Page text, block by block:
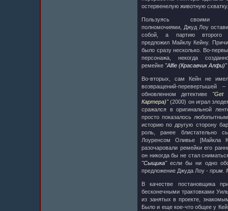
остервенелую животную схватку.
Пользуясь своими
полномочиями, Джуд Лоу
собой, а партию второго
предложил Майклу Кейну.
было сразу несколько. Во-
персонажа, некогда
ремейке "Alfie (Красавчик Алфи)"
Во-вторых, сам Кейн не
возвращений-
обновленном детективе "Get
Картера)"(2000) он играл
сражался в оригинальной
просто показалось
историю по другую сторону
роль, ранее блистательно
Лоуренсом Оливье [Майкла
разочаровали ремейки его
он никогда бы не стал
"Сыщика"если бы ни одно
предложение Джуда Лоу - прим.
В качестве постановщика
бесконечными трактовками
из занятых в проекте,
Было и еще кое-что общее у